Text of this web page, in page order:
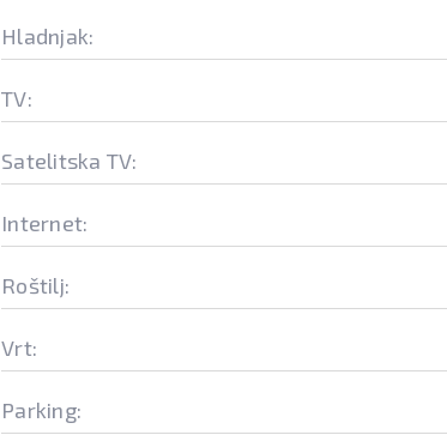
Hladnjak:
TV:
Satelitska TV:
Internet:
Roštilj:
Vrt:
Parking: